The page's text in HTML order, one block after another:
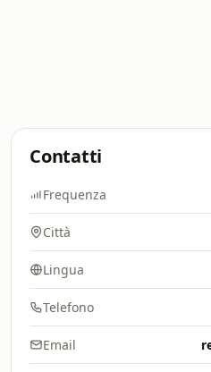
Contatti
Frequenza
Città
Lingua
Telefono
Email